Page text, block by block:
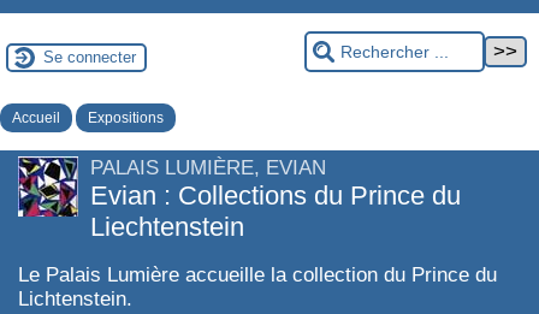
Se connecter
Accueil Expositions
PALAIS LUMIÈRE, EVIAN
Evian : Collections du Prince du
Liechtenstein
Le Palais Lumière accueille la collection du Prince du
Lichtenstein.